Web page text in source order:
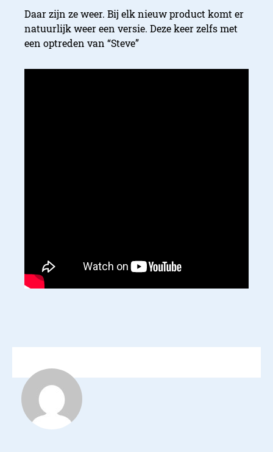
Daar zijn ze weer. Bij elk nieuw product komt er
natuurlijk weer een versie. Deze keer zelfs met
een optreden van “Steve”